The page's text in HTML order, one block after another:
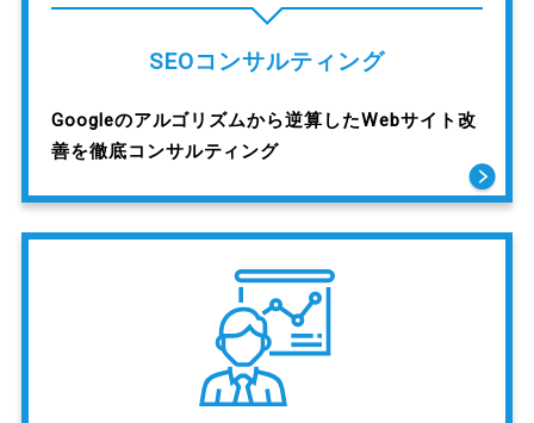
SEOコンサルティング
Googleのアルゴリズムから逆算したWebサイト改
善を徹底コンサルティング